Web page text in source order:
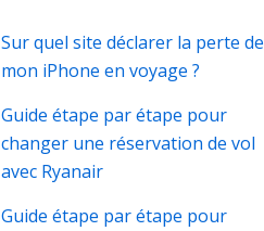
Sur quel site déclarer la perte de
mon iPhone en voyage ?
Guide étape par étape pour
changer une réservation de vol
avec Ryanair
Guide étape par étape pour